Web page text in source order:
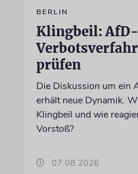
BERLIN
Klingbeil: AfD-
prüfen
Die Diskussion um ein
erhält neue Dynamik.
Klingbeil und wie
Vorstoß?
07.08.2026